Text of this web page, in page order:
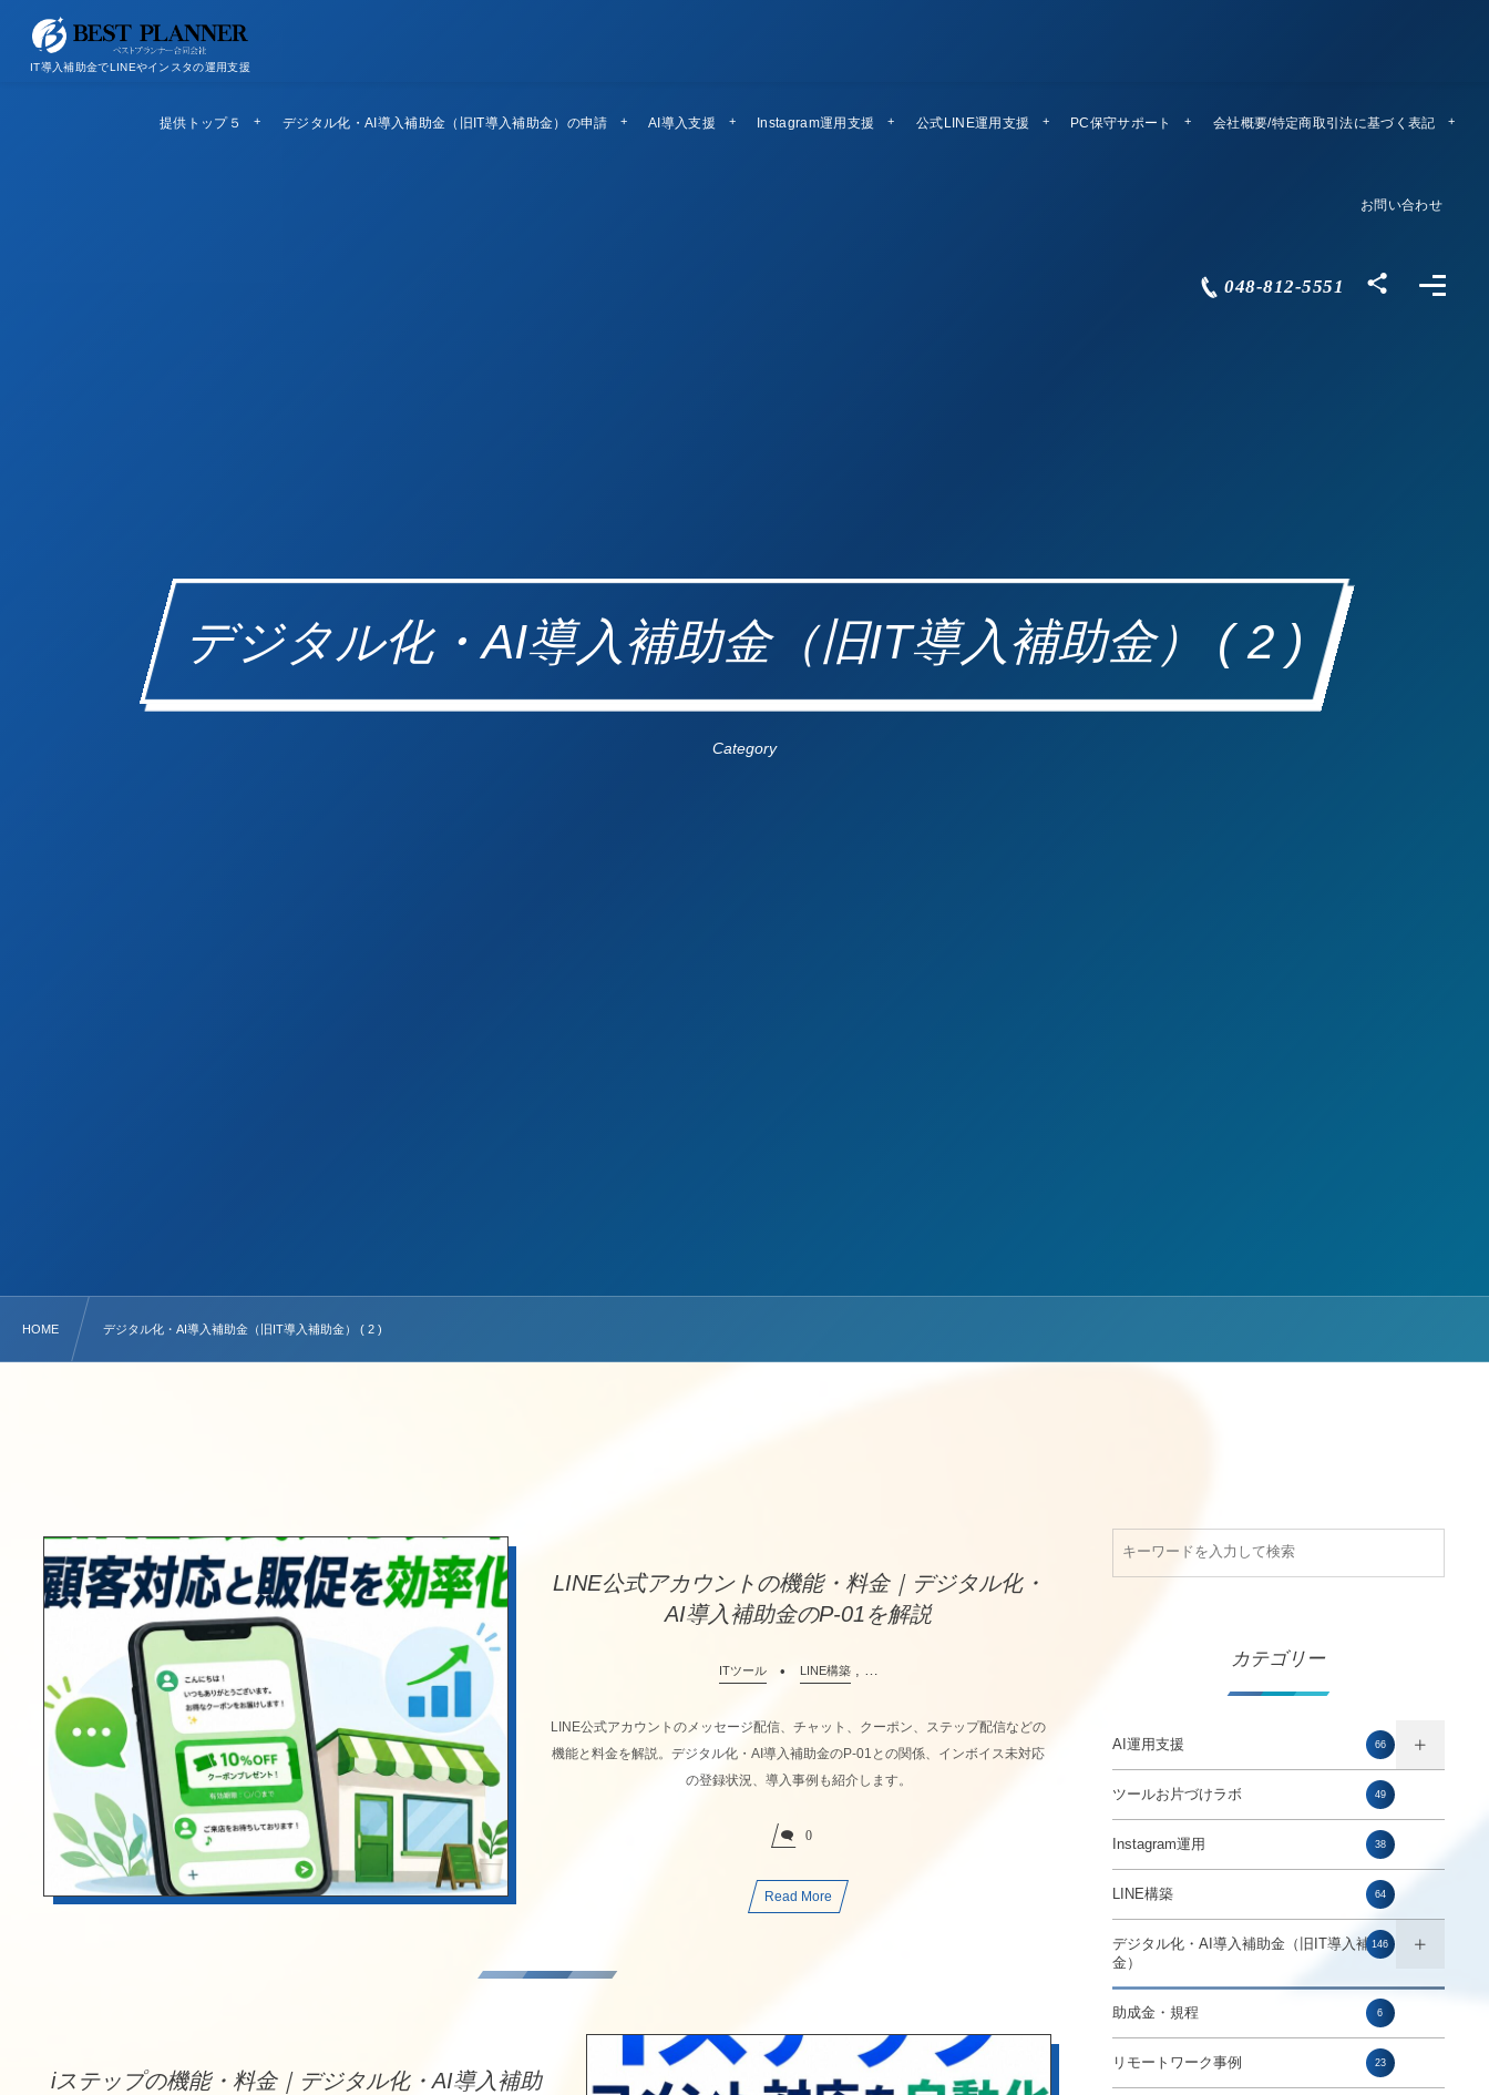
IT導入補助金でLINEやインスタの運用支援
提供トップ５
Top5 デジタル化・AI導入補助金（旧IT導入補助金）の申請 AI導入支援 Instagram運用支援 公式LINE運用支援 PC保守サポート
リモートメンテ 会社概要/特定商取引法に基づく表記
Company Profile
お問い合わせ
Contact
048-812-5551
デジタル化・AI導入補助金（旧IT導入補助金） ( 2 )
Category
HOME デジタル化・AI導入補助金（旧IT導入補助金） ( 2 )
LINE公式アカウントの機能・料金｜デジタル化・
AI導入補助金のP-01を解説
ITツール LINE構築, …
LINE公式アカウントのメッセージ配信、チャット、クーポン、ステップ配信などの
機能と料金を解説。デジタル化・AI導入補助金のP-01との関係、インボイス未対応
の登録状況、導入事例も紹介します。
0
Read More
iステップの機能・料金｜デジタル化・AI導入補助
カテゴリー
AI運用支援 66
ツールお片づけラボ 49
Instagram運用 38
LINE構築 64
デジタル化・AI導入補助金（旧IT導入補助
金）
146
助成金・規程 6
リモートワーク事例 23